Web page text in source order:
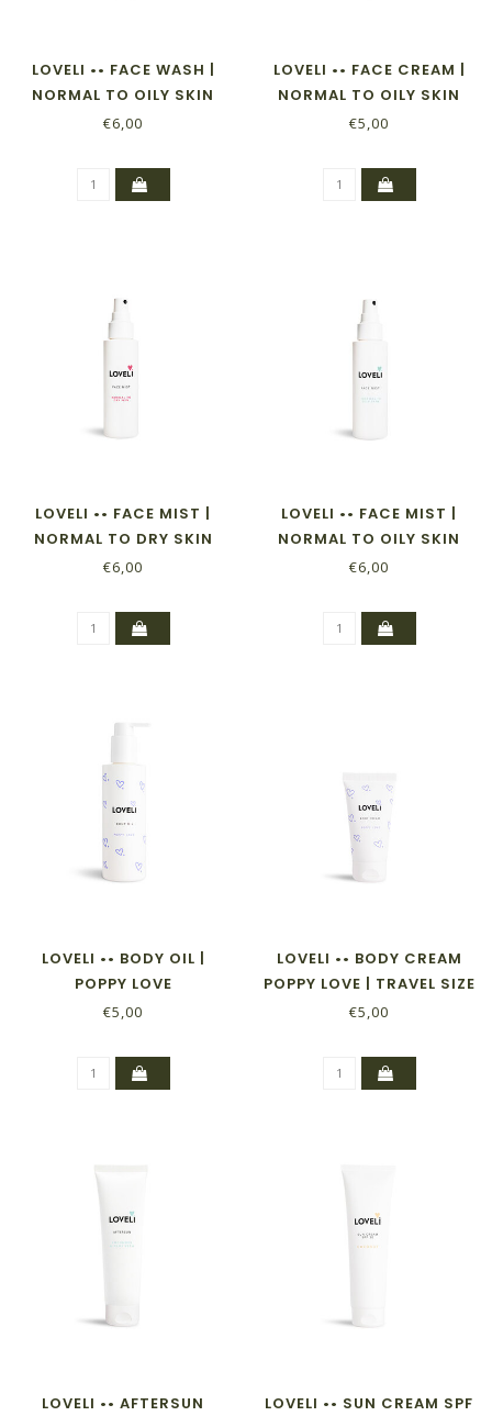
LOVELI •• FACE WASH |
NORMAL TO OILY SKIN
€6,00
LOVELI •• FACE CREAM |
NORMAL TO OILY SKIN
€5,00
LOVELI •• FACE MIST |
NORMAL TO DRY SKIN
€6,00
LOVELI •• FACE MIST |
NORMAL TO OILY SKIN
€6,00
LOVELI •• BODY OIL |
POPPY LOVE
€5,00
LOVELI •• BODY CREAM
POPPY LOVE | TRAVEL SIZE
€5,00
LOVELI •• AFTERSUN
LOVELI •• SUN CREAM SPF